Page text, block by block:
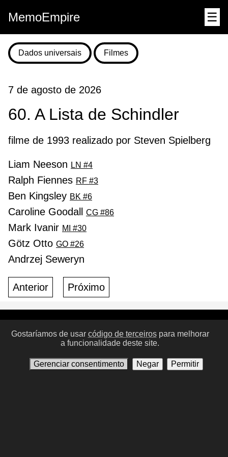
MemoEmpire ☰
Dados universais Filmes
7 de agosto de 2026
60. A Lista de Schindler
filme de 1993 realizado por Steven Spielberg
Liam Neeson LN #4
Ralph Fiennes RF #3
Ben Kingsley BK #6
Caroline Goodall CG #86
Mark Ivanir MI #30
Götz Otto GO #26
Andrzej Seweryn
Anterior Próximo
Condições de Uso Política de Privacidade
Contate-nos
Gerenciar consentimento
Gostaríamos de usar código de terceirospara melhorar
a funcionalidade deste site.
Gerenciar consentimento Negar Permitir